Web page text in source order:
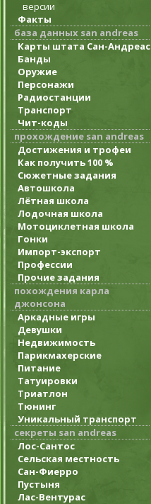
версии
Факты
база данных san andreas
Карты штата Сан-Андреас
Банды
Оружие
Персонажи
Радиостанции
Транспорт
Чит-коды
прохождение san andreas
Достижения и трофеи
Как получить 100 %
Сюжетные задания
Автошкола
Лётная школа
Лодочная школа
Мотоциклетная школа
Гонки
Импорт-экспорт
Профессии
Прочие задания
похождения карла
джонсона
Аркадные игры
Девушки
Недвижимость
Парикмахерские
Питание
Татуировки
Триатлон
Тюнинг
Уникальный транспорт
секреты san andreas
Лос-Сантос
Сельская местность
Сан-Фиерро
Пустыня
Лас-Вентурас